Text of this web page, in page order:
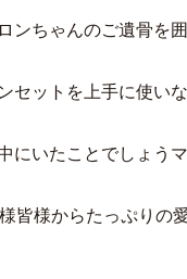
ンちゃんのご遺骨を
セットを上手に使い
にいたことでしょうマ
皆様からたっぷりの